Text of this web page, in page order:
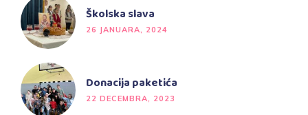
Školska slava
26 JANUARA, 2024
Donacija paketića
22 DECEMBRA, 2023